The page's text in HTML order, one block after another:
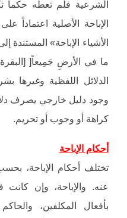
الشرعية فلم تعطه حكماً
الإباحة الأصلية اعتماداً
الأشياء الإباحة»
الدلائل اللفظية
وجود دليل خارجي يصرف
كراهة أو وجوب أو تحريم.
أحكام الإباحة
تختلف أحكام الإباحة،
عنه. والإباحة، وإن
بأفعال المكلفين،